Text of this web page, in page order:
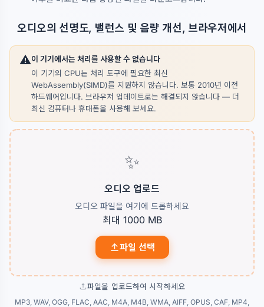
오디오의 선명도, 밸런스 및 음량 개선, 브라우저에서
⚠️이 기기에서는 처리를 사용할 수 없습니다
이 기기의 CPU는 처리 도구에 필요한 최신
WebAssembly(SIMD)를 지원하지 않습니다. 보통 2010년 이전
하드웨어입니다. 브라우저 업데이트로는 해결되지 않습니다 — 더
최신 컴퓨터나 휴대폰을 사용해 보세요.
✨
오디오 업로드
오디오 파일을 여기에 드롭하세요
최대 1000 MB
파일 선택
파일을 업로드하여 시작하세요
MP3, WAV, OGG, FLAC, AAC, M4A, M4B, WMA, AIFF, OPUS, CAF, MP4,